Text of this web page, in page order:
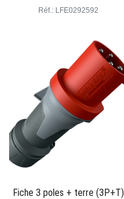
Réf.: LFE0292592
Fiche 3 poles + terre (3P+T)